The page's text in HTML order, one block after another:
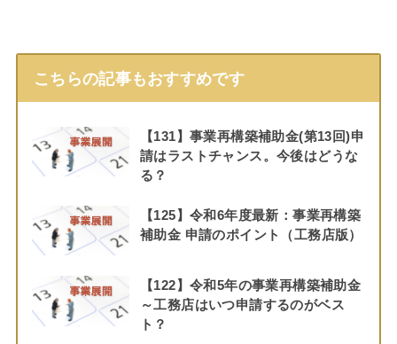
こちらの記事もおすすめです
【131】事業再構築補助金(第13回)申
請はラストチャンス。今後はどうな
る？
【125】令和6年度最新：事業再構築
補助金 申請のポイント（工務店版）
【122】令和5年の事業再構築補助金
～工務店はいつ申請するのがベス
ト？